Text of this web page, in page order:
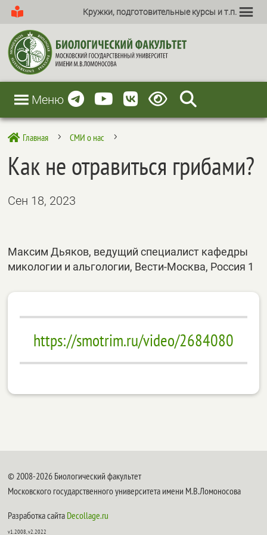
Кружки, подготовительные курсы и т.п.
Меню
 Главная 5 СМИ о нас 5
Как не отравиться грибами?
Сен 18, 2023
Максим Дьяков, ведущий специалист кафедры
микологии и альгологии, Вести-Москва, Россия 1
https://smotrim.ru/video/2684080
© 2008-2026 Биологический факультет
Московского государственного университета имени М.В.Ломоносова
Разработка сайта Decollage.ru
v1.2008, v2.2022